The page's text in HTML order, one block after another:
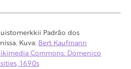
Padrão dos
Kuva: Bert Kaufmann
Commons: Domenico
1690s